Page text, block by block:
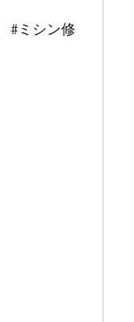
#ミシン修